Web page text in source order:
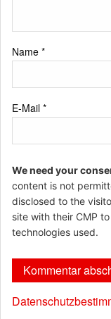
Name *
E-Mail *
We need your
content is not
disclosed to the
site with their CMP
technologies used.